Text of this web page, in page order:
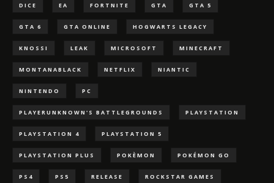
DICE EA FORTNITE GTA GTA 5
GTA 6 GTA ONLINE HOGWARTS LEGACY
KNOSSI LEAK MICROSOFT MINECRAFT
MONTANABLACK NETFLIX NIANTIC
NINTENDO PC
PLAYERUNKNOWN'S BATTLEGROUNDS PLAYSTATION
PLAYSTATION 4 PLAYSTATION 5
PLAYSTATION PLUS POKÈMON POKÉMON GO
PS4 PS5 RELEASE ROCKSTAR GAMES